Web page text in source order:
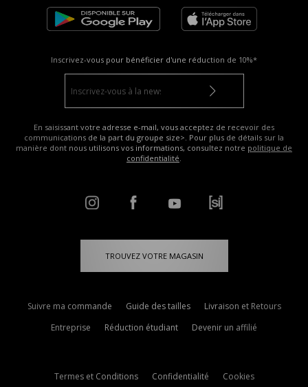
Inscrivez-vous pour bénéficier d'une réduction de 10%*
En saisissant votre adresse e-mail, vous acceptez de recevoir des
communications de la part du groupe size>. Pour plus de détails sur la
manière dont nous utilisons vos informations, consultez notre politique de
confidentialité.
TROUVEZ VOTRE MAGASIN
Suivre ma commande Guide des tailles
Livraison et Retours
Entreprise
Réduction étudiant Devenir un affilié
Termes et Conditions Confidentialité Cookies